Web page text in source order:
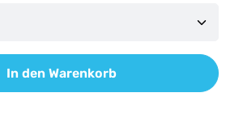
Gib den gewünschten Wert
In den Warenkorb